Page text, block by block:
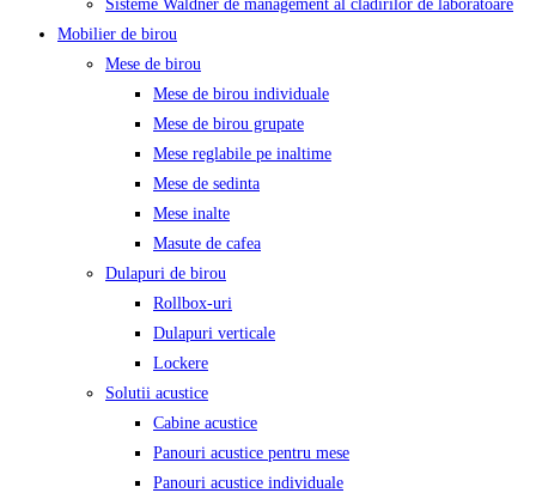
Sisteme Waldner de management al cladirilor de laboratoare
Mobilier de birou
Mese de birou
Mese de birou individuale
Mese de birou grupate
Mese reglabile pe inaltime
Mese de sedinta
Mese inalte
Masute de cafea
Dulapuri de birou
Rollbox-uri
Dulapuri verticale
Lockere
Solutii acustice
Cabine acustice
Panouri acustice pentru mese
Panouri acustice individuale